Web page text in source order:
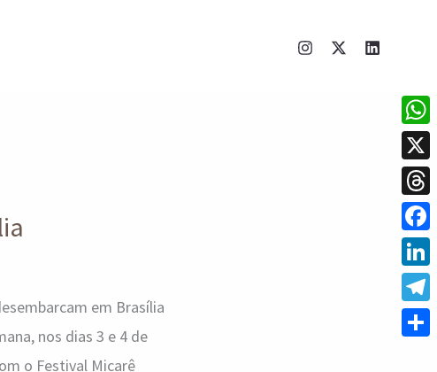
em Brasília
nos dias 3 e 4 de
o Festival Micarê
X